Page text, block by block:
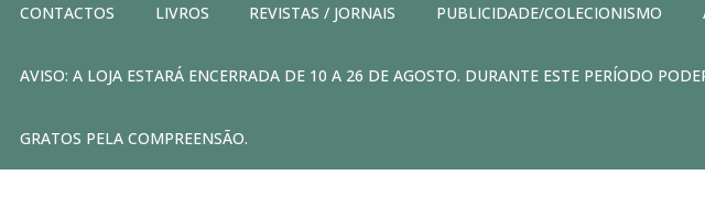
CONTACTOS LIVROS REVISTAS / JORNAIS PUBLICIDADE/COLECIONISMO
AVISO: A LOJA ESTARÁ ENCERRADA DE 10 A 26 DE AGOSTO. DURANTE ESTE PERÍODO
GRATOS PELA COMPREENSÃO.